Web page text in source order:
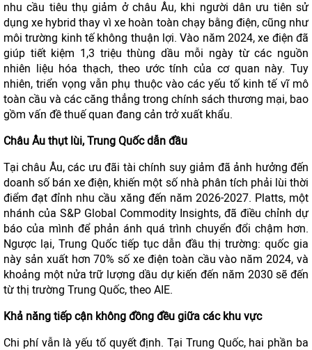
nhu cầu tiêu thụ giảm ở châu Âu, khi người dân ưu tiên sử
dụng xe hybrid thay vì xe hoàn toàn chạy bằng điện, cũng như
môi trường kinh tế không thuận lợi. Vào năm 2024, xe điện đã
giúp tiết kiệm 1,3 triệu thùng dầu mỗi ngày từ các nguồn
nhiên liệu hóa thạch, theo ước tính của cơ quan này. Tuy
nhiên, triển vọng vẫn phụ thuộc vào các yếu tố kinh tế vĩ mô
toàn cầu và các căng thẳng trong chính sách thương mại, bao
gồm vấn đề thuế quan đang cản trở xuất khẩu.
Châu Âu thụt lùi, Trung Quốc dẫn đầu
Tại châu Âu, các ưu đãi tài chính suy giảm đã ảnh hưởng đến
doanh số bán xe điện, khiến một số nhà phân tích phải lùi thời
điểm đạt đỉnh nhu cầu xăng đến năm 2026-2027. Platts, một
nhánh của S&P Global Commodity Insights, đã điều chỉnh dự
báo của mình để phản ánh quá trình chuyển đổi chậm hơn.
Ngược lại, Trung Quốc tiếp tục dẫn đầu thị trường: quốc gia
này sản xuất hơn 70% số xe điện toàn cầu vào năm 2024, và
khoảng một nửa trữ lượng dầu dự kiến đến năm 2030 sẽ đến
từ thị trường Trung Quốc, theo AIE.
Khả năng tiếp cận không đồng đều giữa các khu vực
Chi phí vẫn là yếu tố quyết định. Tại Trung Quốc, hai phần ba